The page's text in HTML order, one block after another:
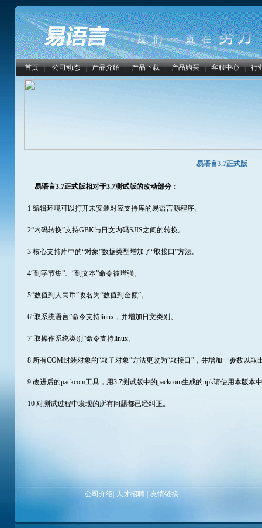
首页 | 公司动态 | 产品介绍 | 产品下载 | 产品购买 | 客服中心 | 行
易语言3.7正式版
易语言3.7正式版相对于3.7测试版的改动部分：
1 编辑环境可以打开未安装对应支持库的易语言源程序。
2“内码转换”支持GBK与日文内码SJIS之间的转换。
3 核心支持库中的“对象”数据类型增加了“取接口”方法。
4“到字节集”、“到文本”命令被增强。
5“数值到人民币”改名为“数值到金额”。
6“取系统语言”命令支持linux，并增加日文类别。
7“取操作系统类别”命令支持linux。
8 所有COM封装对象的“取子对象”方法更改为“取接口”，并增加一参数以取
9 改进后的packcom工具，用3.7测试版中的packcom生成的npk请使用本版本
10 对测试过程中发现的所有问题都已经纠正。
公司介绍 人才招聘 友情链接